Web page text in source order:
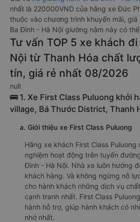
nhất là 220000VND của hãng xe Đức
thuộc vào chương trình khuyến mãi, giá
Ba Đình - Hà Nội giường nằm này có
Tư vấn TOP 5 xe khách
Nội từ Thanh Hóa chất
tín, giá rẻ nhất 08/2026
null
🚌 1. Xe First Class Puluong khởi
village, Bá Thước District, Thanh
a. Giới thiệu xe First Class Puluong
Hãng xe khách First Class Puluong
nghiệm hoạt động trên tuyến
Đình - Hà Nội. Nhà xe luôn hướng
khách hàng. Và không ngừng nỗ
cho hành khách những dịch vụ
cạnh tranh nhất. First Class
hành hỗ trợ, giúp hành khách có
nhớ nhất.